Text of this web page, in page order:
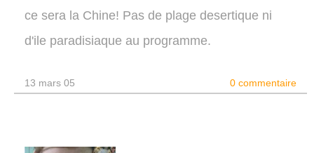
ce sera la Chine! Pas de plage desertique ni
d'ile paradisiaque au programme.
13 mars 05 0 commentaire